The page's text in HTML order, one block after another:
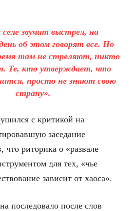
селе звучит выстрел, на
об этом говорят все. Но
там не стреляют, никто
Те, кто утверждает, что
просто не знают свою
страну».
с критикой на
заседание
что риторика о «развале
для тех, «чье
зависит от хаоса».
последовало после слов